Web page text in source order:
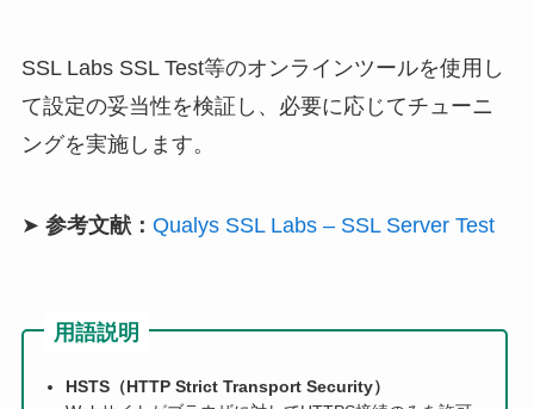
SSL Labs SSL Test等のオンラインツールを使用し
て設定の妥当性を検証し、必要に応じてチューニ
ングを実施します。
➤ 参考文献： Qualys SSL Labs – SSL Server Test
用語説明
HSTS（HTTP Strict Transport Security）